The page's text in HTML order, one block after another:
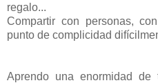
regalo...
Compartir con personas,
punto de complicidad
Aprendo una enormidad